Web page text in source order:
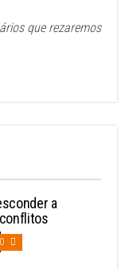
que rezaremos
a
0